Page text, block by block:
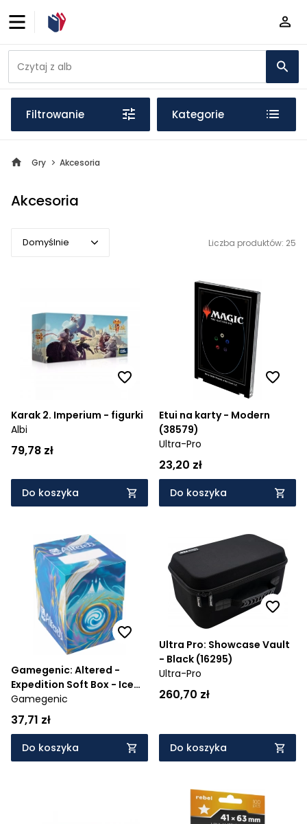
Filtrowanie Kategorie
Gry Akcesoria
Akcesoria
Domyślnie
Cena rosnąco
Cena malejąco
Od najstarszych
Liczba produktów: 25
Karak 2. Imperium - figurki
Albi
79,78 zł
Do koszyka
Etui na karty - Modern
(38579)
Ultra-Pro
23,20 zł
Do koszyka
Gamegenic: Altered -
Expedition Soft Box - Ice
Storm
Gamegenic
37,71 zł
Do koszyka
Ultra Pro: Showcase Vault
- Black (16295)
Ultra-Pro
260,70 zł
Do koszyka